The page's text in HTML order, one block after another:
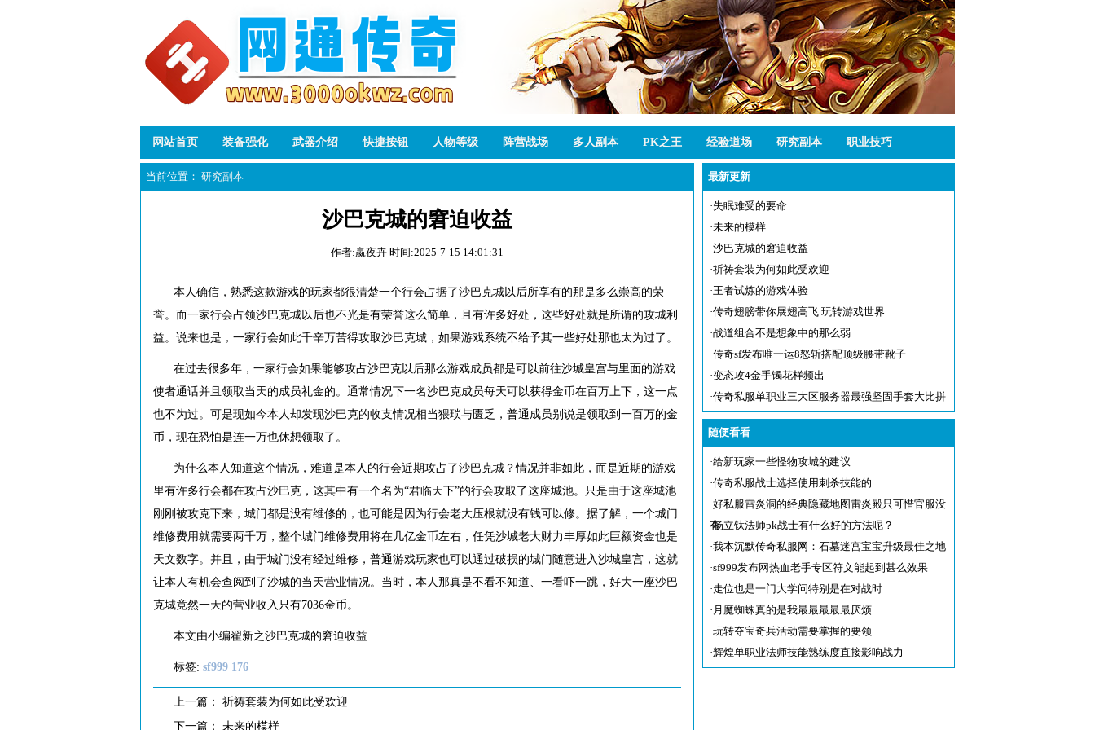
网站首页 装备强化 武器介绍 快捷按钮 人物等级 阵营战场 多人副本 PK之王 经验道场 研究副本 职业技巧
当前位置： 研究副本
沙巴克城的窘迫收益
作者:嬴夜卉 时间:2025-7-15 14:01:31
本人确信，熟悉这款游戏的玩家都很清楚一个行会占据了沙巴克城以后所享有的那是多么崇高的荣
誉。而一家行会占领沙巴克城以后也不光是有荣誉这么简单，且有许多好处，这些好处就是所谓的攻城利
益。说来也是，一家行会如此千辛万苦得攻取沙巴克城，如果游戏系统不给予其一些好处那也太为过了。
在过去很多年，一家行会如果能够攻占沙巴克以后那么游戏成员都是可以前往沙城皇宫与里面的游戏
使者通话并且领取当天的成员礼金的。通常情况下一名沙巴克成员每天可以获得金币在百万上下，这一点
也不为过。可是现如今本人却发现沙巴克的收支情况相当猥琐与匮乏，普通成员别说是领取到一百万的金
币，现在恐怕是连一万也休想领取了。
为什么本人知道这个情况，难道是本人的行会近期攻占了沙巴克城？情况并非如此，而是近期的游戏
里有许多行会都在攻占沙巴克，这其中有一个名为“君临天下”的行会攻取了这座城池。只是由于这座城池
刚刚被攻克下来，城门都是没有维修的，也可能是因为行会老大压根就没有钱可以修。据了解，一个城门
维修费用就需要两千万，整个城门维修费用将在几亿金币左右，任凭沙城老大财力丰厚如此巨额资金也是
天文数字。并且，由于城门没有经过维修，普通游戏玩家也可以通过破损的城门随意进入沙城皇宫，这就
让本人有机会查阅到了沙城的当天营业情况。当时，本人那真是不看不知道、一看吓一跳，好大一座沙巴
克城竟然一天的营业收入只有7036金币。
本文由小编翟新之沙巴克城的窘迫收益
标签: sf999 176
上一篇： 祈祷套装为何如此受欢迎
下一篇： 未来的模样
最新更新
·失眠难受的要命
·未来的模样
·沙巴克城的窘迫收益
·祈祷套装为何如此受欢迎
·王者试炼的游戏体验
·传奇翅膀带你展翅高飞 玩转游戏世界
·战道组合不是想象中的那么弱
·传奇sf发布唯一运8怒斩搭配顶级腰带靴子
·变态攻4金手镯花样频出
·传奇私服单职业三大区服务器最强坚固手套大比拼
随便看看
·给新玩家一些怪物攻城的建议
·传奇私服战士选择使用刺杀技能的
·好私服雷炎洞的经典隐藏地图雷炎殿只可惜官服没
有
·杨立钛法师pk战士有什么好的方法呢？
·我本沉默传奇私服网：石墓迷宫宝宝升级最佳之地
·sf999发布网热血老手专区符文能起到甚么效果
·走位也是一门大学问特别是在对战时
· 月魔蜘蛛真的是我最最最最最厌烦
·玩转夺宝奇兵活动需要掌握的要领
·辉煌单职业法师技能熟练度直接影响战力